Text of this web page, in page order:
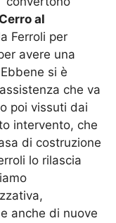
al
Ferroli per
avere una
si è
che va
poi vissuti dai
intervento, che
di costruzione
lo rilascia
anche di nuove